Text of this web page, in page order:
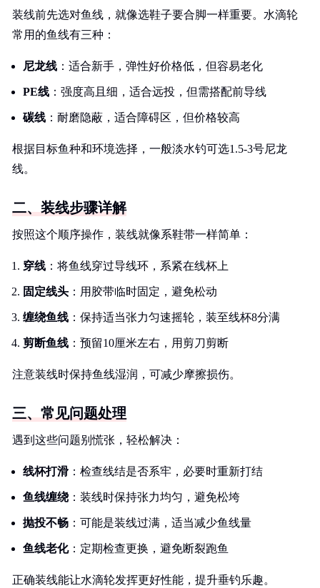
装线前先选对鱼线，就像选鞋子要合脚一样重要。水滴轮
常用的鱼线有三种：
尼龙线 ：适合新手，弹性好价格低，但容易老化
PE线 ：强度高且细，适合远投，但需搭配前导线
碳线 ：耐磨隐蔽，适合障碍区，但价格较高
根据目标鱼种和环境选择，一般淡水钓可选1.5-3号尼龙
线。
二、装线步骤详解
按照这个顺序操作，装线就像系鞋带一样简单：
穿线 ：将鱼线穿过导线环，系紧在线杯上
固定线头 ：用胶带临时固定，避免松动
缠绕鱼线 ：保持适当张力匀速摇轮，装至线杯8分满
剪断鱼线 ：预留10厘米左右，用剪刀剪断
注意装线时保持鱼线湿润，可减少摩擦损伤。
三、常见问题处理
遇到这些问题别慌张，轻松解决：
线杯打滑 ：检查线结是否系牢，必要时重新打结
鱼线缠绕 ：装线时保持张力均匀，避免松垮
抛投不畅 ：可能是装线过满，适当减少鱼线量
鱼线老化：定期检查更换，避免断裂跑鱼
正确装线能让水滴轮发挥更好性能，提升垂钓乐趣。